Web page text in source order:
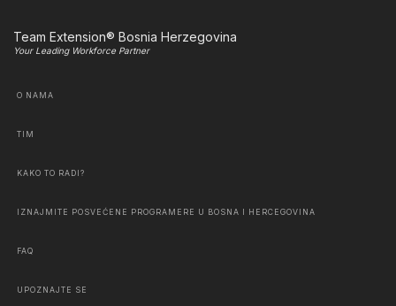
Team Extension® Bosnia Herzegovina
Your Leading Workforce Partner
O NAMA
TIM
KAKO TO RADI?
IZNAJMITE POSVEĆENE PROGRAMERE U BOSNA I HERCEGOVINA
FAQ
UPOZNAJTE SE